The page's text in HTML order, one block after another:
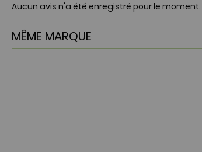
Aucun avis n'a été enregistré pour le moment.
MÊME MARQUE